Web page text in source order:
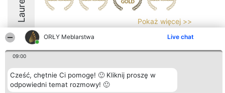
ORŁY Meblarstwa Live chat
09:00
Cześć, chętnie Ci pomogę! 🙂 Kliknij proszę w
odpowiedni temat rozmowy! 🙂
Pokaż więcej >>
8.3
Organizator plebiscytu
Bright Side Solutions sp. z o.
o. sp. k.
Plebiscyt
Laureaci
Lista
Kontakt